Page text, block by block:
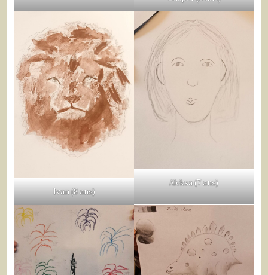
Ivan (8 ans)
Aleksa (7 ans)